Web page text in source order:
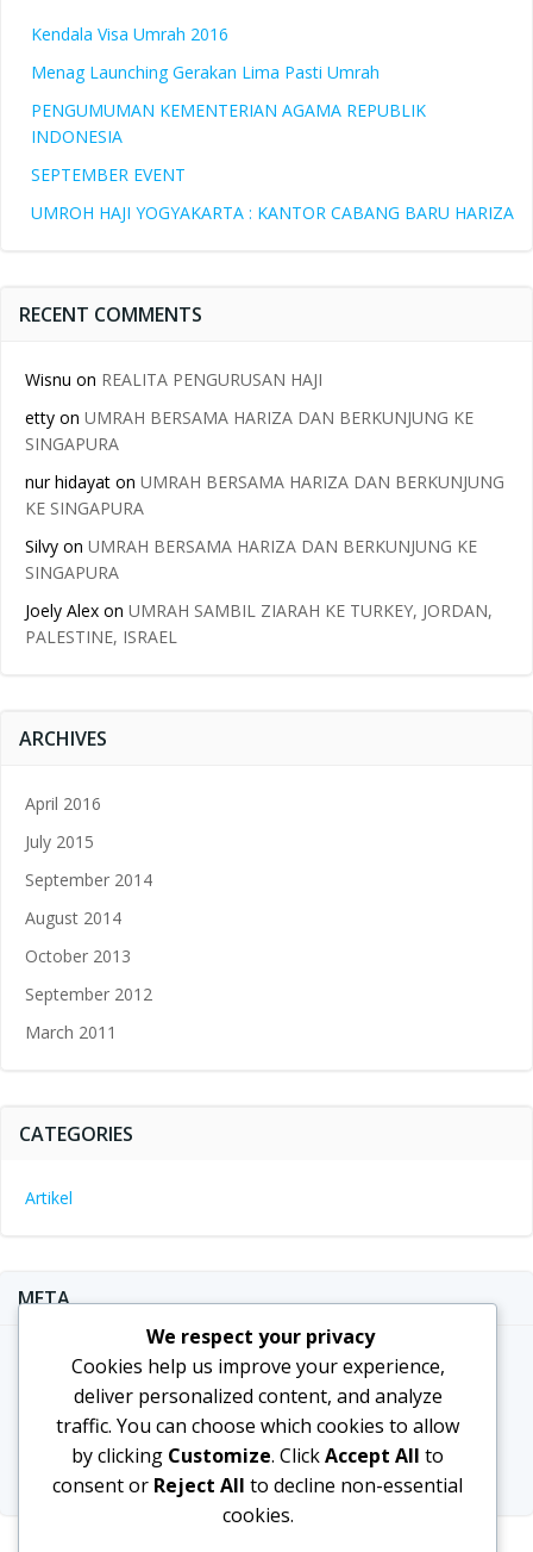
Kendala Visa Umrah 2016
Menag Launching Gerakan Lima Pasti Umrah
PENGUMUMAN KEMENTERIAN AGAMA REPUBLIK
INDONESIA
SEPTEMBER EVENT
UMROH HAJI YOGYAKARTA : KANTOR CABANG BARU HARIZA
RECENT COMMENTS
Wisnu on REALITA PENGURUSAN HAJI
etty on UMRAH BERSAMA HARIZA DAN BERKUNJUNG KE
SINGAPURA
nur hidayat on UMRAH BERSAMA HARIZA DAN BERKUNJUNG
KE SINGAPURA
Silvy on UMRAH BERSAMA HARIZA DAN BERKUNJUNG KE
SINGAPURA
Joely Alex on UMRAH SAMBIL ZIARAH KE TURKEY, JORDAN,
PALESTINE, ISRAEL
ARCHIVES
April 2016
July 2015
September 2014
August 2014
October 2013
September 2012
March 2011
CATEGORIES
Artikel
META
Entries feed
Comments feed
WordPress.org
We respect your privacy
Cookies help us improve your experience,
deliver personalized content, and analyze
traffic. You can choose which cookies to allow
by clicking Customize. ClickAccept All to
consent or Reject All to decline non-essential
cookies.